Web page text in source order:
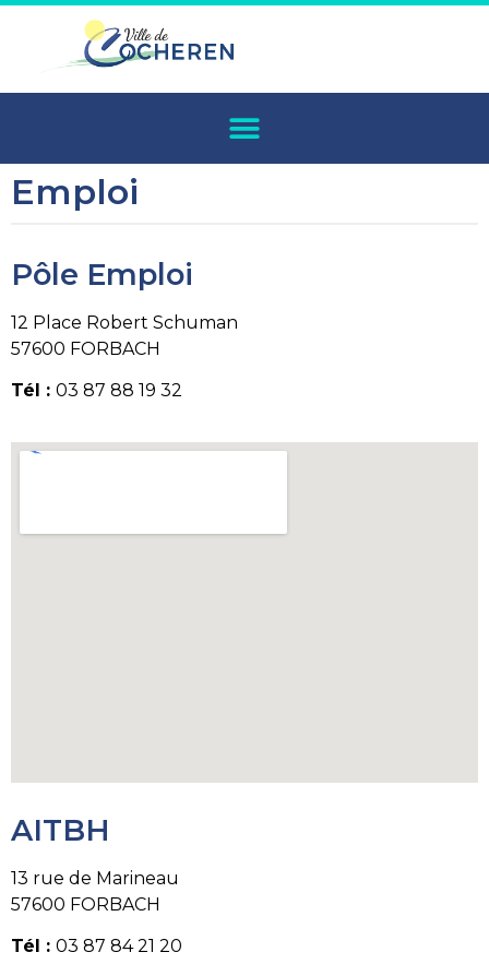
Emploi
Pôle Emploi
12 Place Robert Schuman
57600 FORBACH
Tél : 03 87 88 19 32
AITBH
13 rue de Marineau
57600 FORBACH
Tél : 03 87 84 21 20